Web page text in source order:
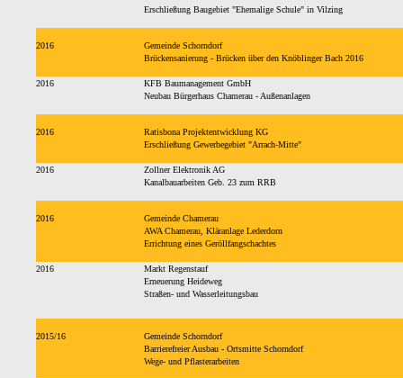
Erschließung Baugebiet "Ehemalige Schule" in Vilzing
2016
Gemeinde Schorndorf
Brückensanierung - Brücken über den Knöblinger Bach 2016
2016
KFB Baumanagement GmbH
Neubau Bürgerhaus Chamerau - Außenanlagen
2016
Ratisbona Projektentwicklung KG
Erschließung Gewerbegebiet "Arrach-Mitte"
2016
Zollner Elektronik AG
Kanalbauarbeiten Geb. 23 zum RRB
2016
Gemeinde Chamerau
AWA Chamerau, Kläranlage Lederdorn
Errichtung eines Geröllfangschachtes
2016
Markt Regenstauf
Erneuerung Heideweg
Straßen- und Wasserleitungsbau
2015/16
Gemeinde Schorndorf
Barrierefreier Ausbau - Ortsmitte Schorndorf
Wege- und Pflasterarbeiten